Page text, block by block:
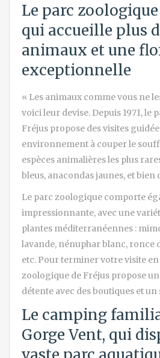
Le parc zoologique
qui accueille plus
animaux et une
exceptionnelle
« Les animaux comme vous ne
voici leur devise. Depuis 1971, le
Fréjus propose des visites
environnement à couper le
espèces animalières les plus
bleus, anacondas jaunes, et bien
Le parc zoologique comporte
impressionnante, avec une
plantes méditerranéennes :
lavande, nénuphar blanc, ronce
etc. Pour terminer votre visite en
zoologique de Fréjus propose
détente avec des boutiques et un
Le camping
Gorge Vent, qui